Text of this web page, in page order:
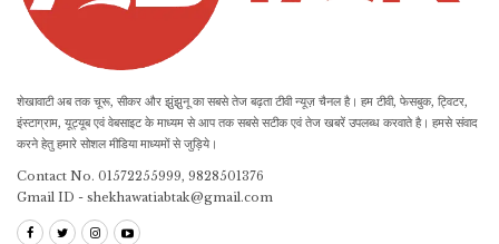
शेखावाटी अब तक चूरू, सीकर और झुंझुनू का सबसे तेज बढ़ता टीवी न्यूज़ चैनल है। हम टीवी, फेसबुक, ट्विटर,
इंस्टाग्राम, यूट्यूब एवं वेबसाइट के माध्यम से आप तक सबसे सटीक एवं तेज खबरें उपलब्ध करवाते है। हमसे संवाद
करने हेतु हमारे सोशल मीडिया माध्यमों से जुड़िये।
Contact No. 01572255999, 9828501376
Gmail ID - shekhawatiabtak@gmail.com